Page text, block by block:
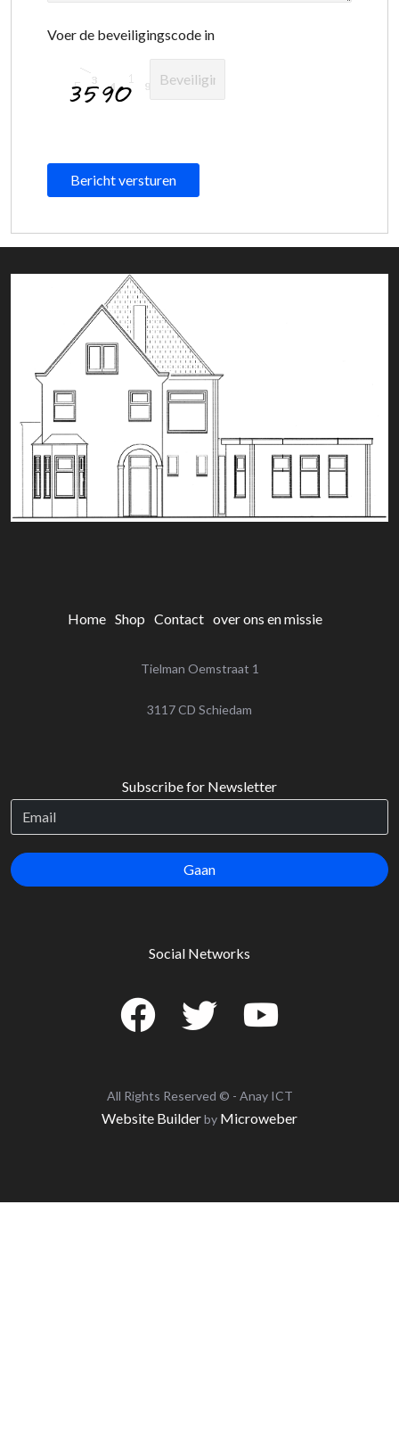
Voer de beveiligingscode in
Bericht versturen
Home Shop Contact over ons en missie
Tielman Oemstraat 1
‌3117 CD Schiedam
Subscribe for Newsletter
Gaan
Social Networks
All Rights Reserved © - Anay ICT
Website Builderby Microweber